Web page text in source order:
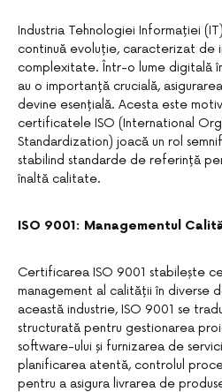
Industria Tehnologiei Informației
continuă evoluție, caracterizat de
complexitate. Într-o lume digitală
au o importanță crucială,
devine esențială. Acesta este
certificatele ISO (International
Standardization) joacă un rol
stabilind standarde de referință
înaltă calitate.
ISO 9001: Managementul
Certificarea ISO 9001 stabilește
management al calității în diverse
această industrie, ISO 9001 se
structurată pentru gestionarea
software-ului și furnizarea de
planificarea atentă, controlul
pentru a asigura livrarea de